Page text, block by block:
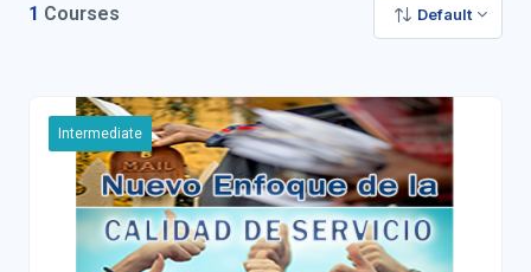
1 Courses Default
Intermediate